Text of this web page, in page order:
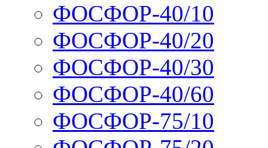
ФОСФОР-40/10
ФОСФОР-40/20
ФОСФОР-40/30
ФОСФОР-40/60
ФОСФОР-75/10